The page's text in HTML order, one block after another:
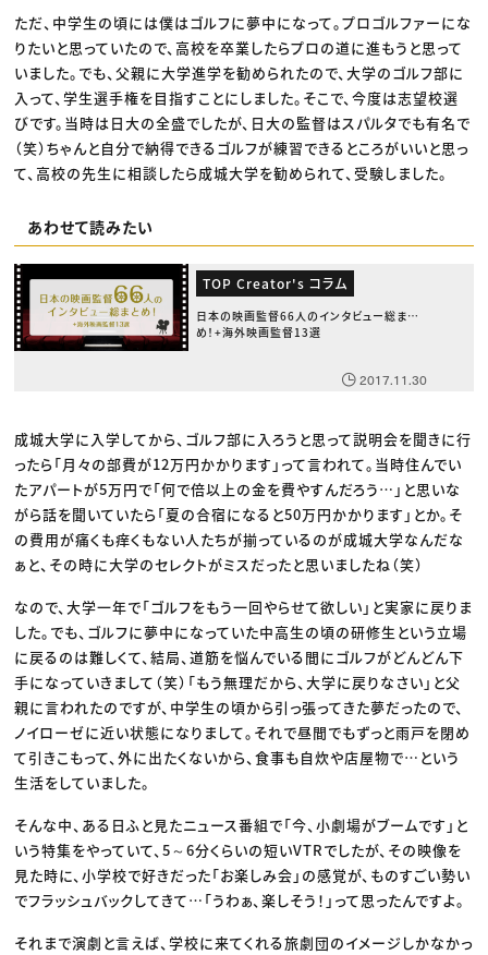
ただ、中学生の頃には僕はゴルフに夢中になって。プロゴルファーにな
りたいと思っていたので、高校を卒業したらプロの道に進もうと思って
いました。でも、父親に大学進学を勧められたので、大学のゴルフ部に
入って、学生選手権を目指すことにしました。そこで、今度は志望校選
びです。当時は日大の全盛でしたが、日大の監督はスパルタでも有名で
（笑）ちゃんと自分で納得できるゴルフが練習できるところがいいと思っ
て、高校の先生に相談したら成城大学を勧められて、受験しました。
あわせて読みたい
TOP Creator's コラム
日本の映画監督66人のインタビュー総まと
め！+海外映画監督13選
2017.11.30
成城大学に入学してから、ゴルフ部に入ろうと思って説明会を聞きに行
ったら「月々の部費が12万円かかります」って言われて。当時住んでい
たアパートが5万円で「何で倍以上の金を費やすんだろう…」と思いな
がら話を聞いていたら「夏の合宿になると50万円かかります」とか。そ
の費用が痛くも痒くもない人たちが揃っているのが成城大学なんだな
ぁと、その時に大学のセレクトがミスだったと思いましたね（笑）
なので、大学一年で「ゴルフをもう一回やらせて欲しい」と実家に戻りま
した。でも、ゴルフに夢中になっていた中高生の頃の研修生という立場
に戻るのは難しくて、結局、道筋を悩んでいる間にゴルフがどんどん下
手になっていきまして（笑）「もう無理だから、大学に戻りなさい」と父
親に言われたのですが、中学生の頃から引っ張ってきた夢だったので、
ノイローゼに近い状態になりまして。それで昼間でもずっと雨戸を閉め
て引きこもって、外に出たくないから、食事も自炊や店屋物で…という
生活をしていました。
そんな中、ある日ふと見たニュース番組で「今、小劇場がブームです」と
いう特集をやっていて、5～6分くらいの短いVTRでしたが、その映像を
見た時に、小学校で好きだった「お楽しみ会」の感覚が、ものすごい勢い
でフラッシュバックしてきて…「うわぁ、楽しそう！」って思ったんですよ。
それまで演劇と言えば、学校に来てくれる旅劇団のイメージしかなかっ